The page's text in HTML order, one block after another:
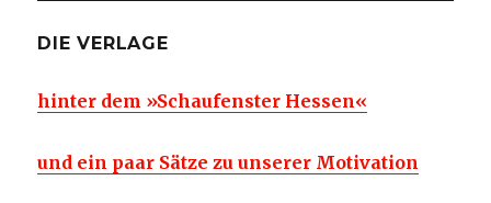
DIE VERLAGE
hinter dem »Schaufenster Hessen«
und ein paar Sätze zu unserer Motivation